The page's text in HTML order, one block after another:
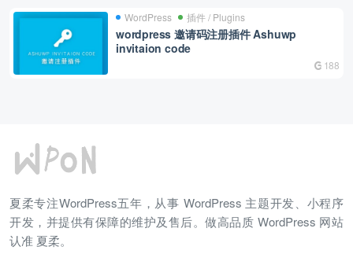
WordPress 插件 / Plugins
wordpress 邀请码注册插件 Ashuwp
invitaion code
188
夏柔专注WordPress五年，从事 WordPress 主题开发、小程序
开发，并提供有保障的维护及售后。做高品质 WordPress 网站
认准 夏柔。